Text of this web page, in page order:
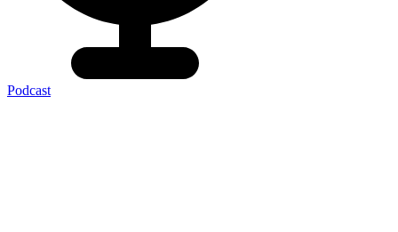
Podcast